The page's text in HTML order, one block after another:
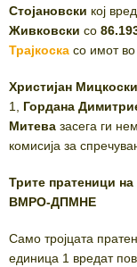
Стојановски кој
Живковски со
Трајкоска со имот
Христијан Мицкоски
1, Гордана
Митева засега ги
комисија за
Трите пратеници
ВМРО-ДПМНЕ
Само тројцата
единица 1 вредат